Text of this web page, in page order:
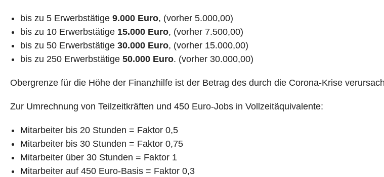
bis zu 5 Erwerbstätige 9.000 Euro, (vorher 5.000,00)
bis zu 10 Erwerbstätige 15.000 Euro, (vorher 7.500,00)
bis zu 50 Erwerbstätige 30.000 Euro, (vorher 15.000,00)
bis zu 250 Erwerbstätige 50.000 Euro. (vorher 30.000,00)
Obergrenze für die Höhe der Finanzhilfe ist der Betrag des durch die Corona-Krise
Zur Umrechnung von Teilzeitkräften und 450 Euro-Jobs in Vollzeitäquivalente:
Mitarbeiter bis 20 Stunden = Faktor 0,5
Mitarbeiter bis 30 Stunden = Faktor 0,75
Mitarbeiter über 30 Stunden = Faktor 1
Mitarbeiter auf 450 Euro-Basis = Faktor 0,3